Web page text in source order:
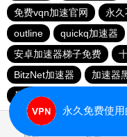
免费vqn加速官网
永
outline
quickq加速器
安卓加速器梯子免费
BitzNet加速器
加速器
暴雪vp永久免费加速器下
永久免费使